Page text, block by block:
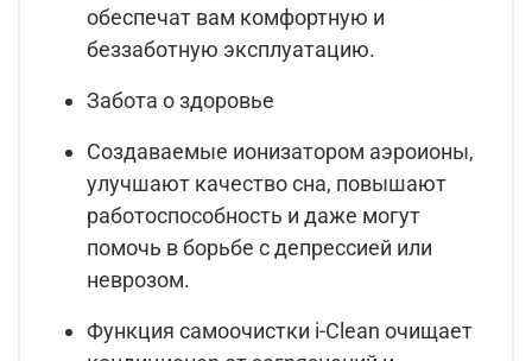
обеспечат вам комфортную и
беззаботную эксплуатацию.
Забота о здоровье
Создаваемые ионизатором аэроионы,
улучшают качество сна, повышают
работоспособность и даже могут
помочь в борьбе с депрессией или
неврозом.
Функция самоочистки i-Clean очищает